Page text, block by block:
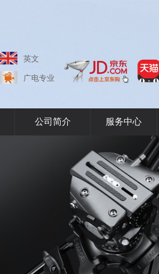
英文
广电专业
公司简介 服务中心